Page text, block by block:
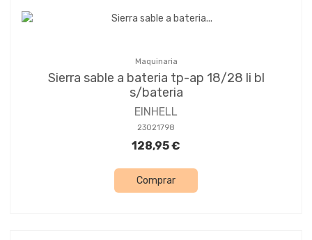
Maquinaria
Sierra sable a bateria tp-ap 18/28 li bl
s/bateria
EINHELL
23021798
128,95 €
Comprar